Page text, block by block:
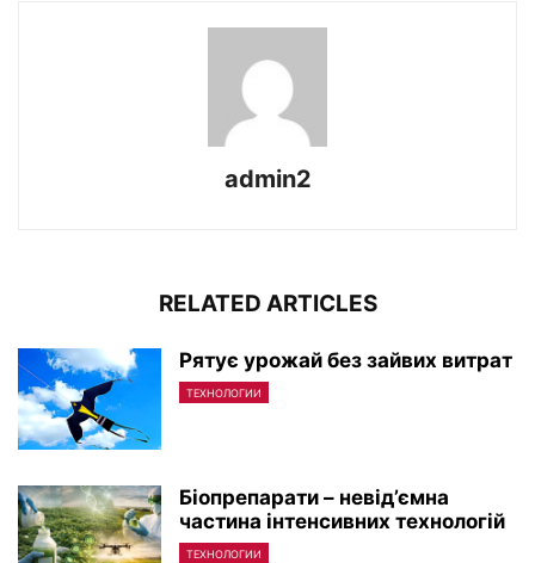
admin2
RELATED ARTICLES
Рятує урожай без зайвих витрат
ТЕХНОЛОГИИ
Біопрепарати – невід’ємна
частина інтенсивних технологій
ТЕХНОЛОГИИ